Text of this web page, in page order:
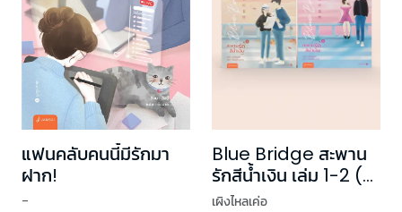
แฟนคลับคนนี้มีรักมา
ฝาก!
-
Blue Bridge สะพาน
รักสีน้ำเงิน เล่ม 1-2 (2
เล่มจบ)
เผิงไหลเค่อ